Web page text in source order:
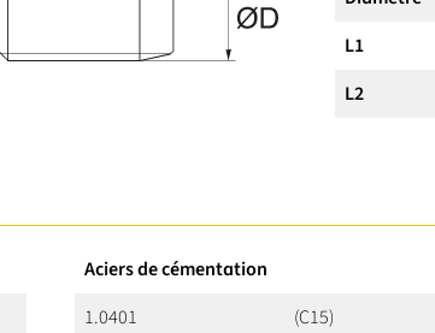
L1
L2
Aciers de cémentation
1.0401
(C15)